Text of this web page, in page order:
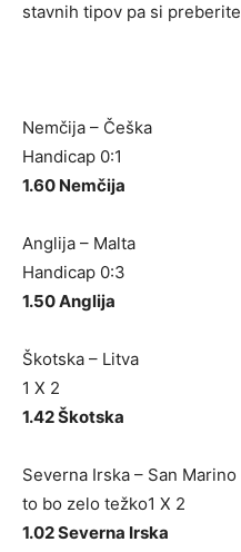
stavnih tipov pa si
Nemčija – Češka
Handicap 0:1
1.60 Nemčija
Anglija – Malta
Handicap 0:3
1.50 Anglija
Škotska – Litva
1 X 2
1.42 Škotska
Severna Irska – San Marino
to bo zelo težko1 X 2
1.02 Severna Irska